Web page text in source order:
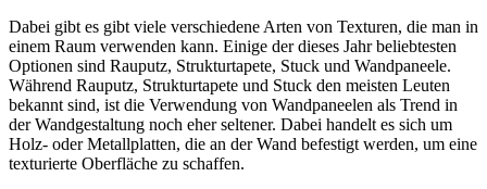
Dabei gibt es gibt viele verschiedene Arten von Texturen, die man in
einem Raum verwenden kann. Einige der dieses Jahr beliebtesten
Optionen sind Rauputz, Strukturtapete, Stuck und Wandpaneele.
Während Rauputz, Strukturtapete und Stuck den meisten Leuten
bekannt sind, ist die Verwendung von Wandpaneelen als Trend in
der Wandgestaltung noch eher seltener. Dabei handelt es sich um
Holz- oder Metallplatten, die an der Wand befestigt werden, um eine
texturierte Oberfläche zu schaffen.